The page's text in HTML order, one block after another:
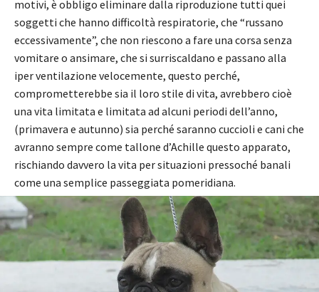
motivi, è obbligo eliminare dalla riproduzione tutti quei
soggetti che hanno difficoltà respiratorie, che “russano
eccessivamente”, che non riescono a fare una corsa senza
vomitare o ansimare, che si surriscaldano e passano alla
iper ventilazione velocemente, questo perché,
comprometterebbe sia il loro stile di vita, avrebbero cioè
una vita limitata e limitata ad alcuni periodi dell’anno,
(primavera e autunno) sia perché saranno cuccioli e cani che
avranno sempre come tallone d’Achille questo apparato,
rischiando davvero la vita per situazioni pressoché banali
come una semplice passeggiata pomeridiana.